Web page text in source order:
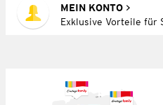
MEIN KONTO
Exklusive Vorteile für